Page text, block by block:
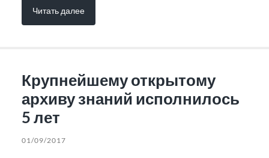
Читать далее
Крупнейшему открытому
архиву знаний исполнилось
5 лет
01/09/2017